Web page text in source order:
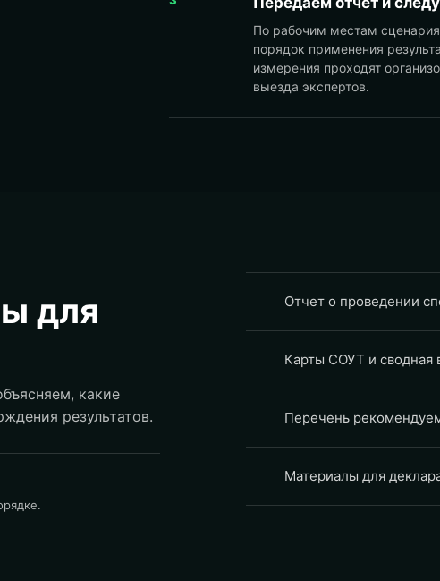
По рабочим местам
порядок применения
измерения проходят
выезда экспертов.
для
какие
результатов.
Отчет о проведении
Карты СОУТ и сводная
Перечень
Материалы для